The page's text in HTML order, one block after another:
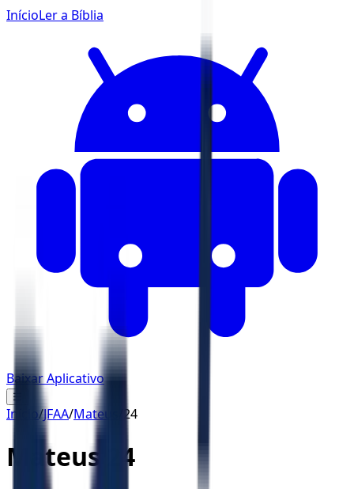
InícioLer a Bíblia
Baixar Aplicativo
☰
Início/JFAA/Mateus 24
Mateus 24